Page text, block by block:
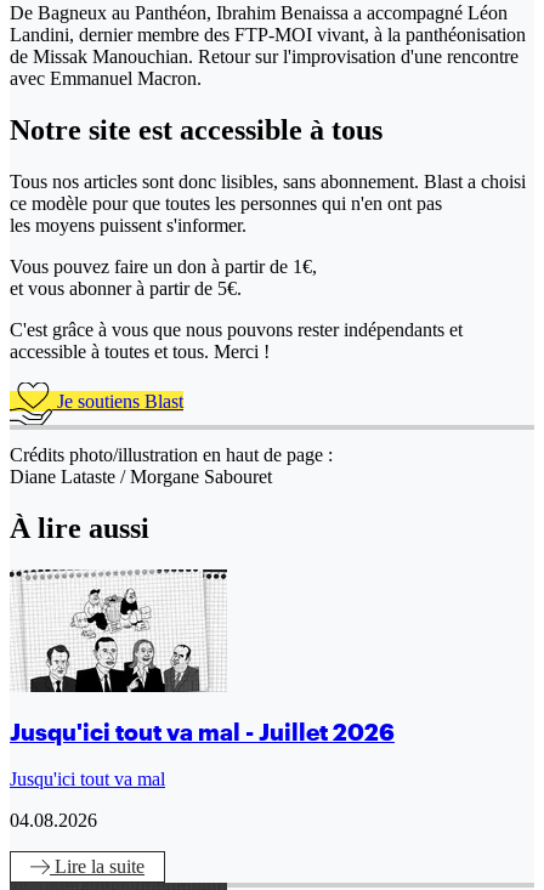
De Bagneux au Panthéon, Ibrahim Benaissa a accompagné Léon
Landini, dernier membre des FTP-MOI vivant, à la panthéonisation
de Missak Manouchian. Retour sur l'improvisation d'une rencontre
avec Emmanuel Macron.
Notre site est accessible à tous
Tous nos articles sont donc lisibles, sans abonnement. Blast a choisi
ce modèle pour que toutes les personnes qui n'en ont pas
les moyens puissent s'informer.
Vous pouvez faire un don à partir de 1€,
et vous abonner à partir de 5€.
C'est grâce à vous que nous pouvons rester indépendants et
accessible à toutes et tous. Merci !
Je soutiens Blast
Crédits photo/illustration en haut de page :
Diane Lataste / Morgane Sabouret
À lire aussi
Jusqu'ici tout va mal - Juillet 2026
Jusqu'ici tout va mal
04.08.2026
Lire la suite